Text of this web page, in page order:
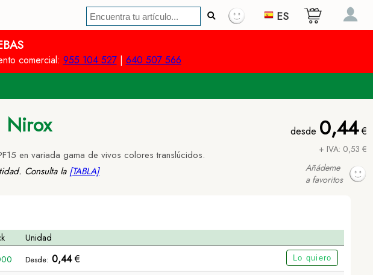
ES
comercial: 955 104 527| 640 507 566
Nirox
en variada gama de vivos colores translúcidos.
Consulta la [TABLA]
desde 0,44€
+ IVA: 0,53 €
Añádeme
a favoritos
Unidad
Desde: 0,44€ Lo quiero